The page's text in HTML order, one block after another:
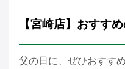
【宮崎店】おすす
父の日に、ぜひおすす